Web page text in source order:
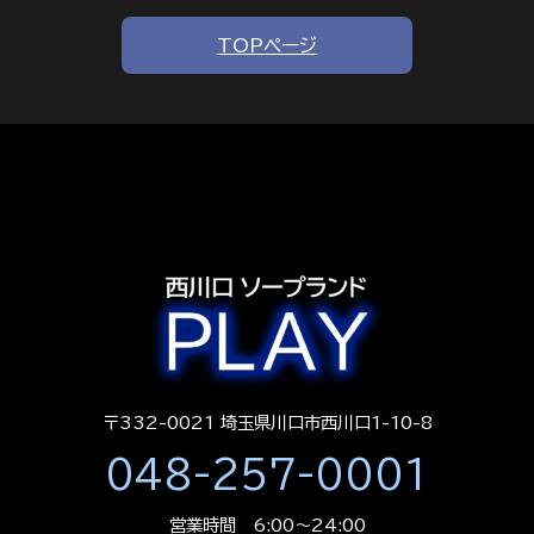
TOPページ
〒332-0021 埼玉県川口市西川口1-10-8
048-257-0001
営業時間 6:00～24:00